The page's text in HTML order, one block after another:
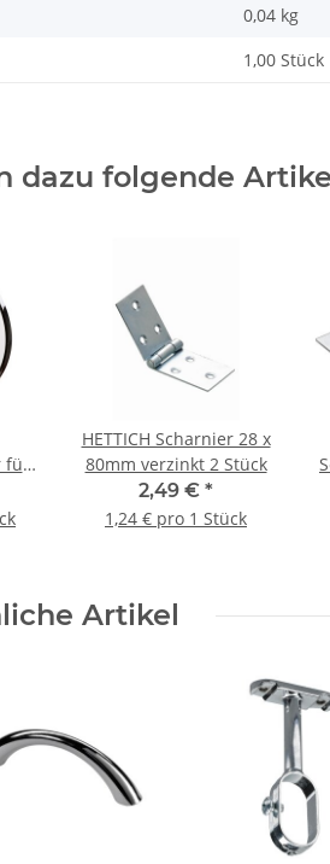
0,04 kg
1,00 Stück
dazu folgende
für
Ø
HETTICH Scharnier 28 x
80mm verzinkt 2 Stück
2,49 € *
1,24 € pro 1 Stück
Artikel